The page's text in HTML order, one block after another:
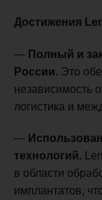
Достижения
— Полный и
России. Это
независимость
логистика и
—
технологий.
в области
имплантатов,